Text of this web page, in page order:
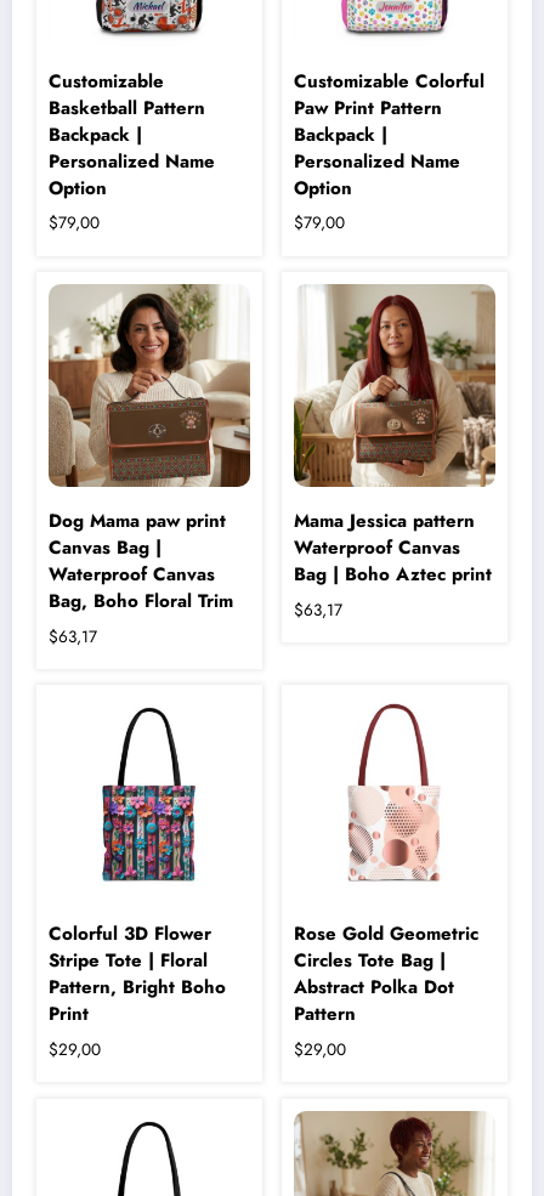
Customizable
Basketball Pattern
Backpack |
Personalized Name
Option
$79,00
Customizable Colorful
Paw Print Pattern
Backpack |
Personalized Name
Option
$79,00
Dog Mama paw print
Canvas Bag |
Waterproof Canvas
Bag, Boho Floral Trim
$63,17
Seçenekler
sayfasından
seçilebilir
Mama Jessica pattern
Waterproof Canvas
Bag | Boho Aztec print
$63,17
Seçenekler
sayfasından
seçilebilir
Colorful 3D Flower
Stripe Tote | Floral
Pattern, Bright Boho
Print
$29,00
Rose Gold Geometric
Circles Tote Bag |
Abstract Polka Dot
Pattern
$29,00